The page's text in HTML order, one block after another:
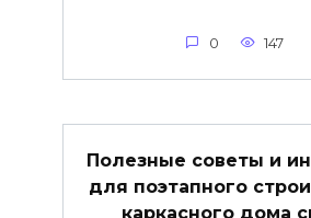
0 147
Полезные советы и
для поэтапного
каркасного дома